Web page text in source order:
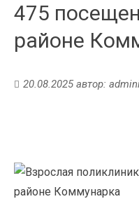
475
районе
20.08.2025автор: